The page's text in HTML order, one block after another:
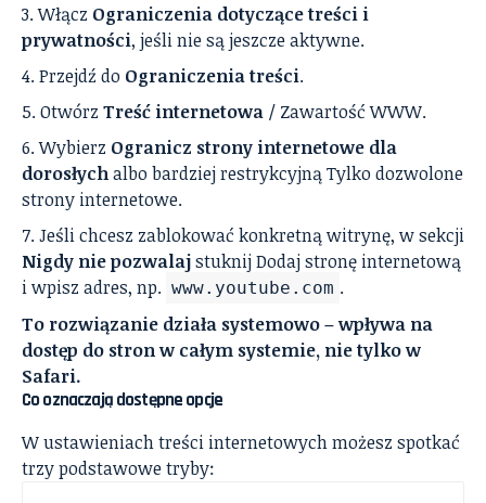
Włącz Ograniczenia dotyczące treści i
prywatności, jeśli nie są jeszcze aktywne.
Przejdź do Ograniczenia treści.
Otwórz Treść internetowa / Zawartość WWW.
Wybierz Ogranicz strony internetowe dla
dorosłychalbo bardziej restrykcyjną Tylko dozwolone
strony internetowe.
Jeśli chcesz zablokować konkretną witrynę, w sekcji
Nigdy nie pozwalajstuknij Dodaj stronę internetową
i wpisz adres, np. www.youtube.com .
To rozwiązanie działa systemowo – wpływa na
dostęp do stron w całym systemie, nie tylko w
Safari.
Co oznaczają dostępne opcje
W ustawieniach treści internetowych możesz spotkać
trzy podstawowe tryby: